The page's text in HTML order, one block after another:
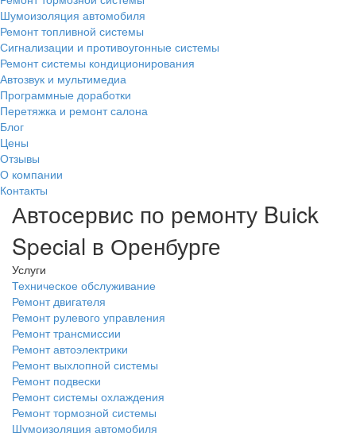
Шумоизоляция автомобиля
Ремонт топливной системы
Сигнализации и противоугонные системы
Ремонт системы кондиционирования
Автозвук и мультимедиа
Программные доработки
Перетяжка и ремонт салона
Блог
Цены
Отзывы
О компании
Контакты
Автосервис по ремонту Buick
Special в Оренбурге
Услуги
Техническое обслуживание
Ремонт двигателя
Ремонт рулевого управления
Ремонт трансмиссии
Ремонт автоэлектрики
Ремонт выхлопной системы
Ремонт подвески
Ремонт системы охлаждения
Ремонт тормозной системы
Шумоизоляция автомобиля